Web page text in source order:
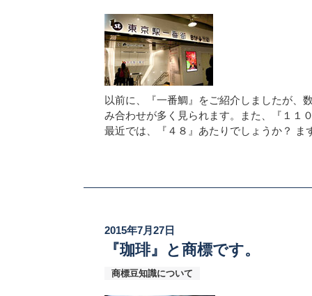
以前に、『一番鯛』をご紹介しましたが、
み合わせが多く見られます。また、『１１
最近では、『４８』あたりでしょうか？
2015年7月27日
『珈琲』と商標です。
商標豆知識について